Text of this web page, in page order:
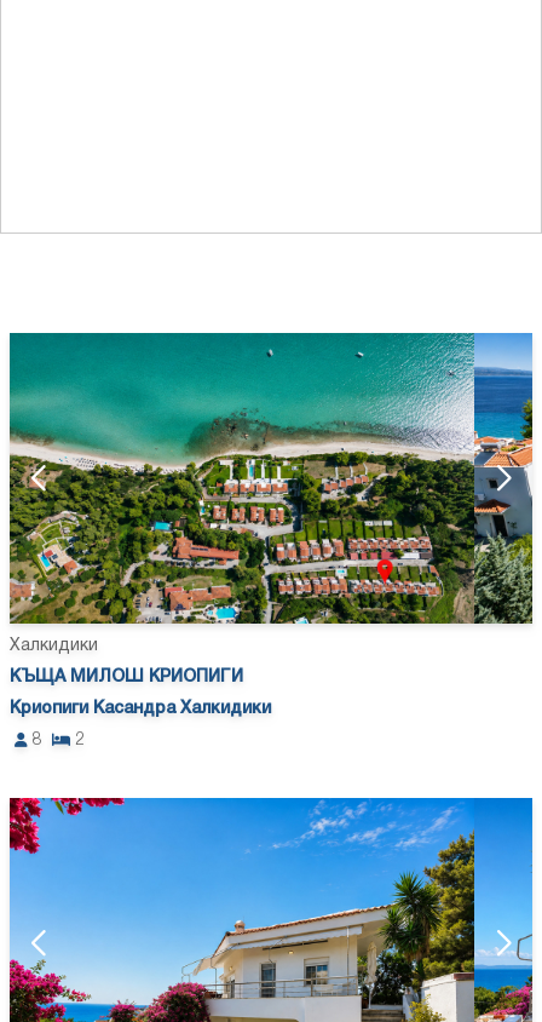
Халкидики
КЪЩА МИЛОШ КРИОПИГИ
Криопиги Касандра Халкидики
8
2